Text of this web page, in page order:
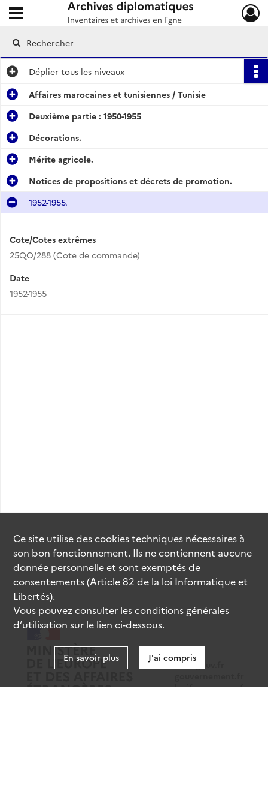
Archives diplomatiques
Ouvrir le menu déroulant
Déplier tous les niveaux
Affaires marocaines et tunisiennes / Tunisie
Deuxième partie : 1950-1955
Décorations.
Mérite agricole.
Notices de propositions et décrets de promotion.
1952-1955.
Cote/Cotes extrêmes
25QO/288 (Cote de commande)
Date
1952-1955
data.gouv.fr
legifrance.gouv.fr
Ce site utilise descookiestechniques nécessaires à
son bon fonctionnement. Ils ne contiennent aucune
donnée personnelle et sont exemptés de
consentements (Article 82 de la loi Informatique et
Libertés).
Vous pouvez consulter les conditions générales
d’utilisation sur le lien ci-dessous.
En savoir plus J'ai compris